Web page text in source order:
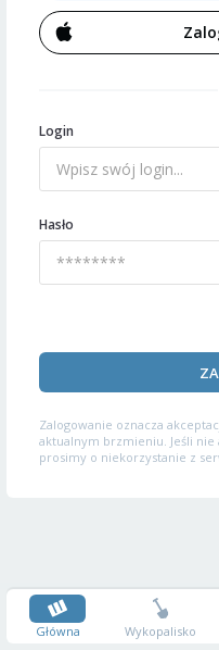
Login
Hasło
Zalogowanie oznacza
aktualnym brzmieniu. Jeśli nie
prosimy o niekorzystanie z
Główna Wykopalisko